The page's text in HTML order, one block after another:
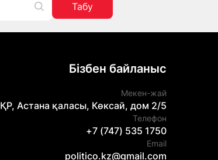
Табу
Бізбен байланыс
Мекен-жай
ҚР, Астана қаласы, Көксай, дом 2/5
Телефон
+7 (747) 535 1750
Email
politico.kz@gmail.com